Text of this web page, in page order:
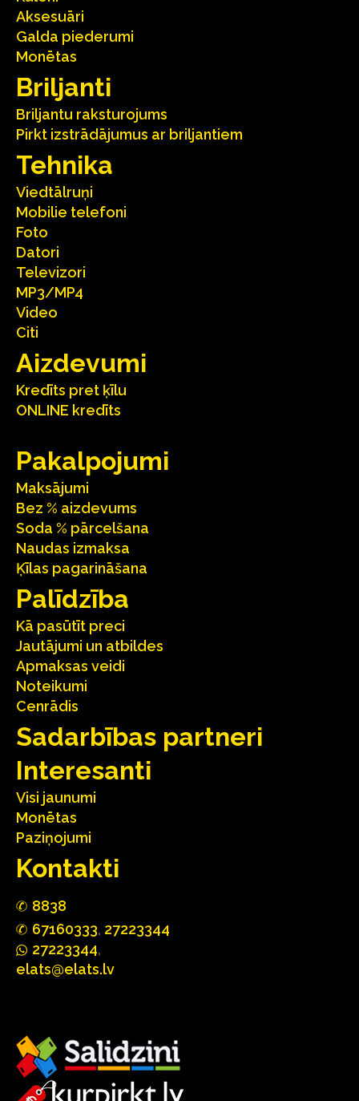
Aksesuāri
Galda piederumi
Monētas
Briljanti
Briljantu raksturojums
Pirkt izstrādājumus ar briljantiem
Tehnika
Viedtālruņi
Mobilie telefoni
Foto
Datori
Televizori
MP3/MP4
Video
Citi
Aizdevumi
Kredīts pret ķīlu
ONLINE kredīts
Pakalpojumi
Maksājumi
Bez % aizdevums
Soda % pārcelšana
Naudas izmaksa
Ķīlas pagarināšana
Palīdzība
Kā pasūtīt preci
Jautājumi un atbildes
Apmaksas veidi
Noteikumi
Cenrādis
Sadarbības partneri
Interesanti
Visi jaunumi
Monētas
Paziņojumi
Kontakti
8838
67160333, 27223344
27223344,
elats@elats.lv